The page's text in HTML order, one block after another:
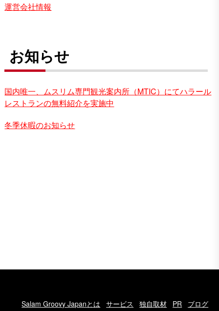
運営会社情報
お知らせ
国内唯一、ムスリム専門観光案内所（MTIC）にてハラール
レストランの無料紹介を実施中
冬季休暇のお知らせ
Salam Groovy Japanとは サービス 独自取材 PR ブログ